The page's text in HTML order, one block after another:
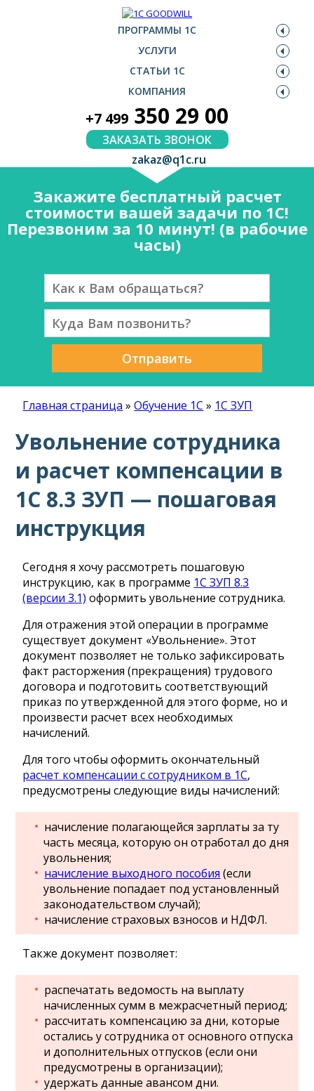
ПРОГРАММЫ 1С
УСЛУГИ
СТАТЬИ 1С
КОМПАНИЯ
+7 499 350 29 00
ЗАКАЗАТЬ ЗВОНОК
zakaz@q1c.ru
Закажите бесплатный расчет
стоимости вашей задачи по 1С!
Перезвоним за 10 минут! (в рабочие
часы)
Отправить
Главная страница »Обучение 1С » 1С ЗУП
Увольнение сотрудника
и расчет компенсации в
1С 8.3 ЗУП — пошаговая
инструкция
Сегодня я хочу рассмотреть пошаговую
инструкцию, как в программе 1С ЗУП 8.3
(версии 3.1) оформить увольнение сотрудника.
Для отражения этой операции в программе
существует документ «Увольнение». Этот
документ позволяет не только зафиксировать
факт расторжения (прекращения) трудового
договора и подготовить соответствующий
приказ по утвержденной для этого форме, но и
произвести расчет всех необходимых
начислений.
Для того чтобы оформить окончательный
расчет компенсации с сотрудником в 1С,
предусмотрены следующие виды начислений:
начисление полагающейся зарплаты за ту
часть месяца, которую он отработал до дня
увольнения;
начисление выходного пособия (если
увольнение попадает под установленный
законодательством случай);
начисление страховых взносов и НДФЛ.
Также документ позволяет:
распечатать ведомость на выплату
начисленных сумм в межрасчетный период;
рассчитать компенсацию за дни, которые
остались у сотрудника от основного отпуска
и дополнительных отпусков (если они
предусмотрены в организации);
удержать данные авансом дни.